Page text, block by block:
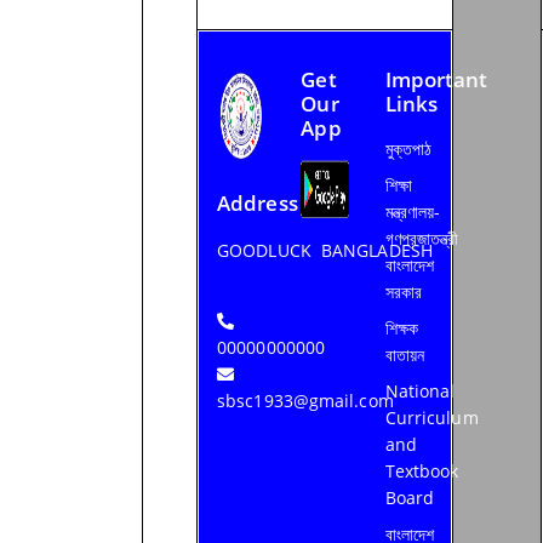
Address
GOODLUCK BANGLADESH
00000000000
sbsc1933@gmail.com
Get
Our
App
Important
Links
মুক্তপাঠ
শিক্ষা
মন্ত্রণালয়-
গণপ্রজাতন্ত্রী
বাংলাদেশ
সরকার
শিক্ষক
বাতায়ন
National
Curriculum
and
Textbook
Board
বাংলাদেশ